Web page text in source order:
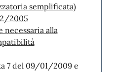
il miglioramento
dell’efficienza dei
di tutte le parti
semplificata)
2005
necessaria alla
7 del 09/01/2009 e